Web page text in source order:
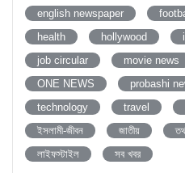
english newspaper
health
hollywood
job circular
movie news
ONE NEWS
probashi
technology
travel
ইসলামী-জীবন
জাতীয়
লাইফস্টাইল
সব খবর